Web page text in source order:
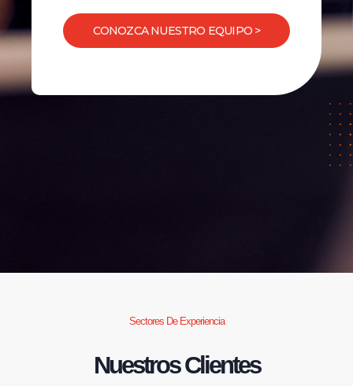
CONOZCA NUESTRO EQUIPO >
Sectores De Experiencia
Nuestros Clientes